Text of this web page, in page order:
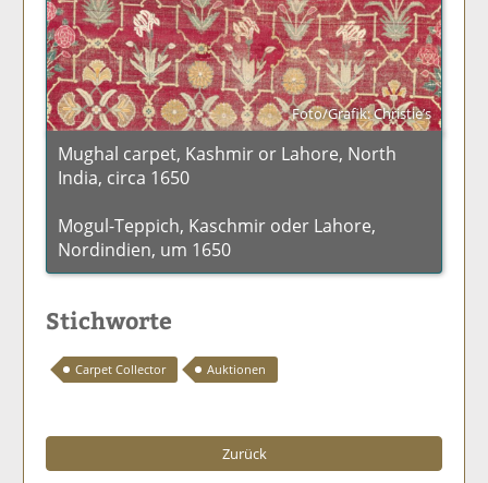
Foto/Grafik: Christie’s
Mughal carpet, Kashmir or Lahore, North
India, circa 1650
Mogul-Teppich, Kaschmir oder Lahore,
Nordindien, um 1650
Stichworte
Carpet Collector Auktionen
Zurück